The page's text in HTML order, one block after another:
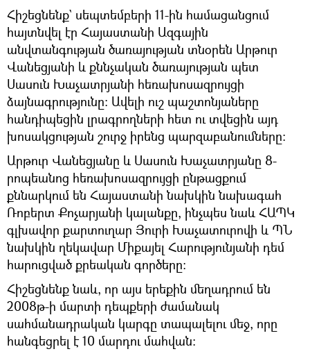
Հիշեցնենք` սեպտեմբերի 11-ին համացանցում
հայտնվել էր Հայաստանի Ազգային
անվտանգության ծառայության տնօրեն Արթուր
Վանեցյանի և քննչական ծառայության պետ
Սասուն Խաչատրյանի հեռախոսազրույցի
ձայնագրությունը։ Ավելի ուշ պաշտոնյաները
հանդիպեցին լրագրողների հետ ու տվեցին այդ
խոսակցության շուրջ իրենց պարզաբանումները։
Արթուր Վանեցյանը և Սասուն Խաչատրյանը 8-
րոպեանոց հեռախոսազրույցի ընթացքում
քննարկում են Հայաստանի նախկին նախագահ
Ռոբերտ Քոչարյանի կալանքը, ինչպես նաև ՀԱՊԿ
գլխավոր քարտուղար Յուրի Խաչատուրովի և ՊՆ
նախկին ղեկավար Միքայել Հարությունյանի դեմ
հարուցված քրեական գործերը։
Հիշեցնենք նաև, որ այս երեքին մեղադրում են
2008թ-ի մարտի դեպքերի ժամանակ
սահմանադրական կարգը տապալելու մեջ, որը
հանգեցրել է 10 մարդու մահվան։